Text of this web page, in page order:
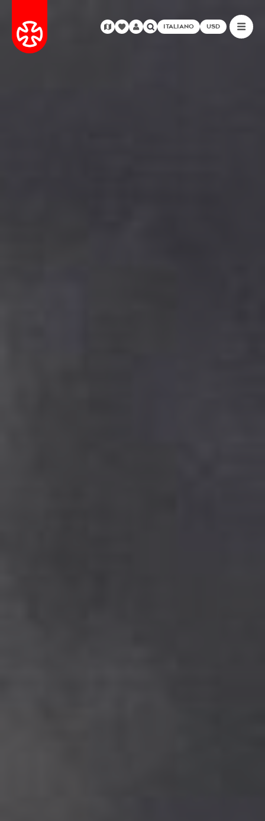
ITALIANO USD